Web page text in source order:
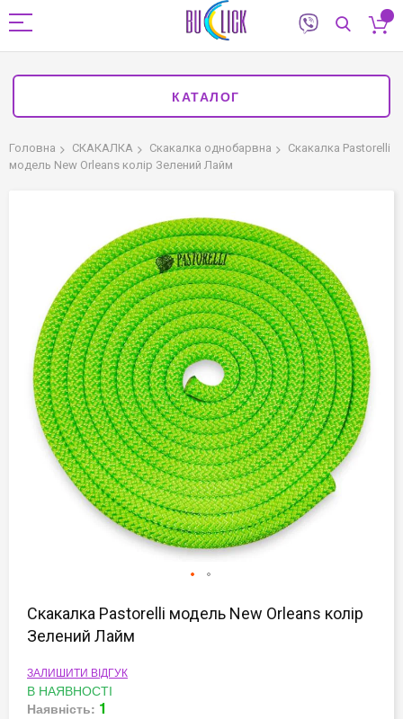
КАТАЛОГ
Головна СКАКАЛКА Скакалка однобарвна
Скакалка Pastorelli
модель New Orleans колір Зелений Лайм
зображень
до
галереї
Скакалка Pastorelli модель New Orleans колір
Зелений Лайм
ЗАЛИШИТИ ВІДГУК
В НАЯВНОСТІ
Наявність: 1